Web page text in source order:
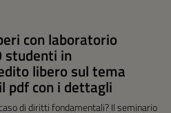
con laboratorio
in
libero sul tema
pdf con i dettagli
di diritti fondamentali? Il seminario